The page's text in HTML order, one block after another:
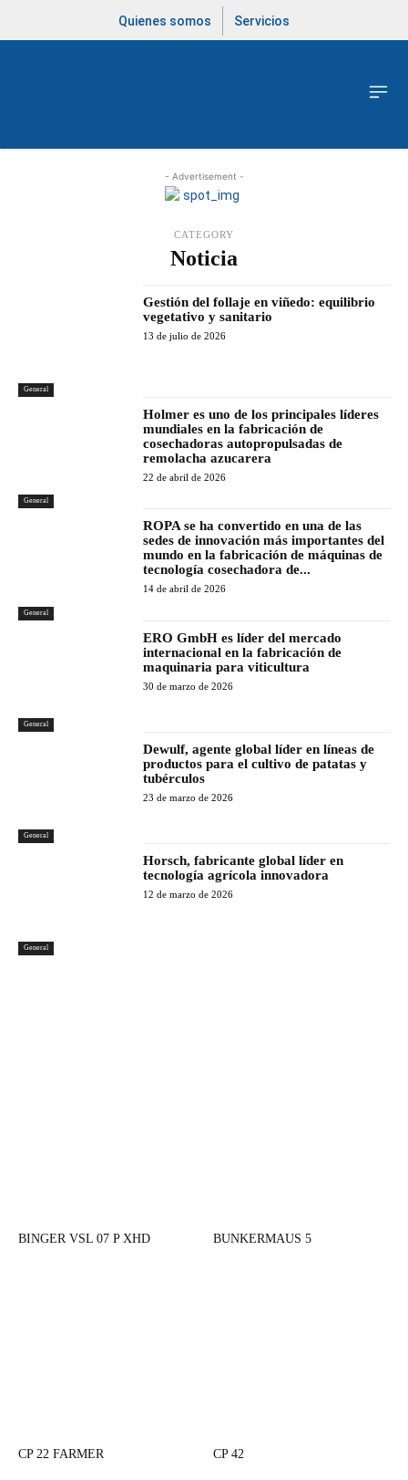
Quienes somos Servicios
- Advertisement -
CATEGORY
Noticia
General
Gestión del follaje en viñedo: equilibrio
vegetativo y sanitario
13 de julio de 2026
General
Holmer es uno de los principales líderes
mundiales en la fabricación de
cosechadoras autopropulsadas de
remolacha azucarera
22 de abril de 2026
General
ROPA se ha convertido en una de las
sedes de innovación más importantes del
mundo en la fabricación de máquinas de
tecnología cosechadora de...
14 de abril de 2026
General
ERO GmbH es líder del mercado
internacional en la fabricación de
maquinaria para viticultura
30 de marzo de 2026
General
Dewulf, agente global líder en líneas de
productos para el cultivo de patatas y
tubérculos
23 de marzo de 2026
General
Horsch, fabricante global líder en
tecnología agrícola innovadora
12 de marzo de 2026
BINGER VSL 07 P XHD BUNKERMAUS 5
CP 22 FARMER CP 42